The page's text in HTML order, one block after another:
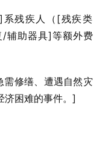
残疾人（[残疾类
辅助器具]等额外费
需修缮、遭遇自然灾
济困难的事件。]